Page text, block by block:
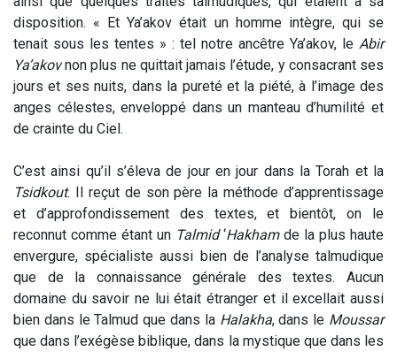
disposition. « Et Ya’akov était un homme intègre, qui se
tenait sous les tentes » : tel notre ancêtre Ya’akov, le Abir
Ya’akovnon plus ne quittait jamais l’étude, y consacrant ses
jours et ses nuits, dans la pureté et la piété, à l’image des
anges célestes, enveloppé dans un manteau d’humilité et
de crainte du Ciel.
C’est ainsi qu’il s’éleva de jour en jour dans la Torah et la
Tsidkout. Il reçut de son père la méthode d’apprentissage
et d’approfondissement des textes, et bientôt, on le
reconnut comme étant un Talmid‘Hakhamde la plus haute
envergure, spécialiste aussi bien de l’analyse talmudique
que de la connaissance générale des textes. Aucun
domaine du savoir ne lui était étranger et il excellait aussi
bien dans le Talmud que dans la Halakha, dans le Moussar
que dans l’exégèse biblique, dans la mystique que dans les